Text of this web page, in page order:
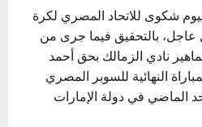
شكوى للاتحاد المصري لكرة
عاجل، بالتحقيق فيما جرى من
نادي الزمالك بحق أحمد
النهائية للسوبر المصري
الماضي في دولة الإمارات